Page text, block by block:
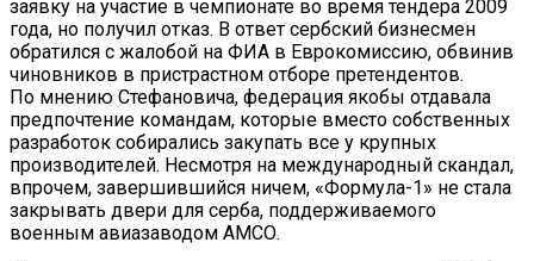
заявку на участие в чемпионате во время тендера 2009
года, но получил отказ. В ответ сербский бизнесмен
обратился с жалобой на ФИА в Еврокомиссию, обвинив
чиновников в пристрастном отборе претендентов.
По мнению Стефановича, федерация якобы отдавала
предпочтение командам, которые вместо собственных
разработок собирались закупать все у крупных
производителей. Несмотря на международный скандал,
впрочем, завершившийся ничем, «Формула-1» не стала
закрывать двери для серба, поддерживаемого
военным авиазаводом АМСО.